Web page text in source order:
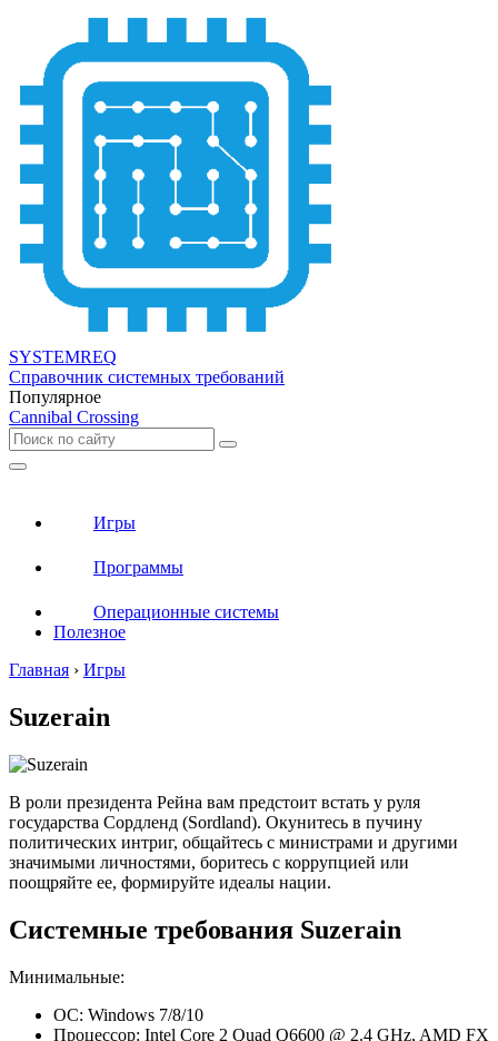
SYSTEMREQ
Справочник системных требований
Популярное
Cannibal Crossing
Игры
Программы
Операционные системы
Полезное
Главная › Игры
Suzerain
В роли президента Рейна вам предстоит встать у руля
государства Сордленд (Sordland). Окунитесь в пучину
политических интриг, общайтесь с министрами и другими
значимыми личностями, боритесь с коррупцией или
поощряйте ее, формируйте идеалы нации.
Системные требования Suzerain
Минимальные:
ОС: Windows 7/8/10
Процессор: Intel Core 2 Quad Q6600 @ 2.4 GHz, AMD FX